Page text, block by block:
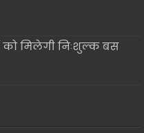
मिलेगी निःशुल्क बस